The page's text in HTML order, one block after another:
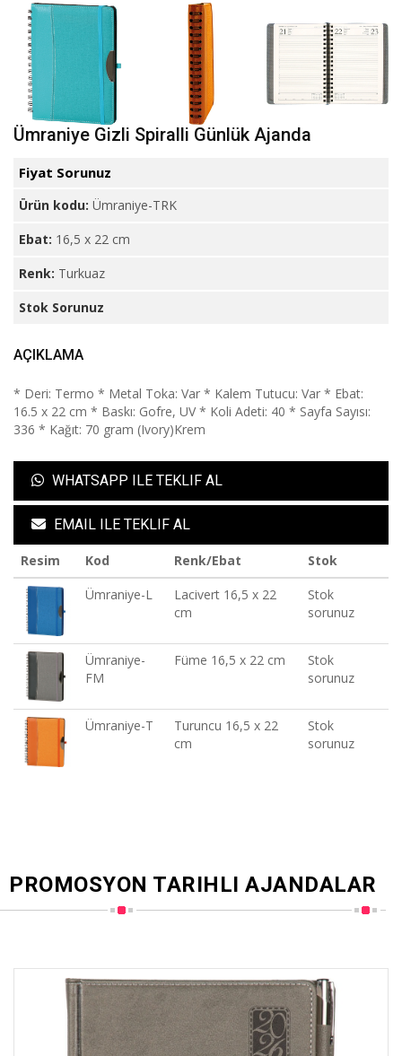
Ümraniye Gizli Spiralli Günlük Ajanda
Fiyat Sorunuz
Ürün kodu: Ümraniye-TRK
Ebat: 16,5 x 22 cm
Renk: Turkuaz
Stok Sorunuz
AÇIKLAMA
* Deri: Termo * Metal Toka: Var * Kalem Tutucu: Var * Ebat:
16.5 x 22 cm * Baskı: Gofre, UV * Koli Adeti: 40 * Sayfa Sayısı:
336 * Kağıt: 70 gram (Ivory)Krem
WHATSAPP ILE TEKLIF AL
EMAIL ILE TEKLIF AL
Resim Kod Renk/Ebat
Stok
Ümraniye-L
Lacivert 16,5 x 22
cm
Stok
sorunuz
Ümraniye-
FM
Füme 16,5 x 22 cm
Stok
sorunuz
Ümraniye-T
Turuncu 16,5 x 22
cm
Stok
sorunuz
PROMOSYON TARIHLI AJANDALAR